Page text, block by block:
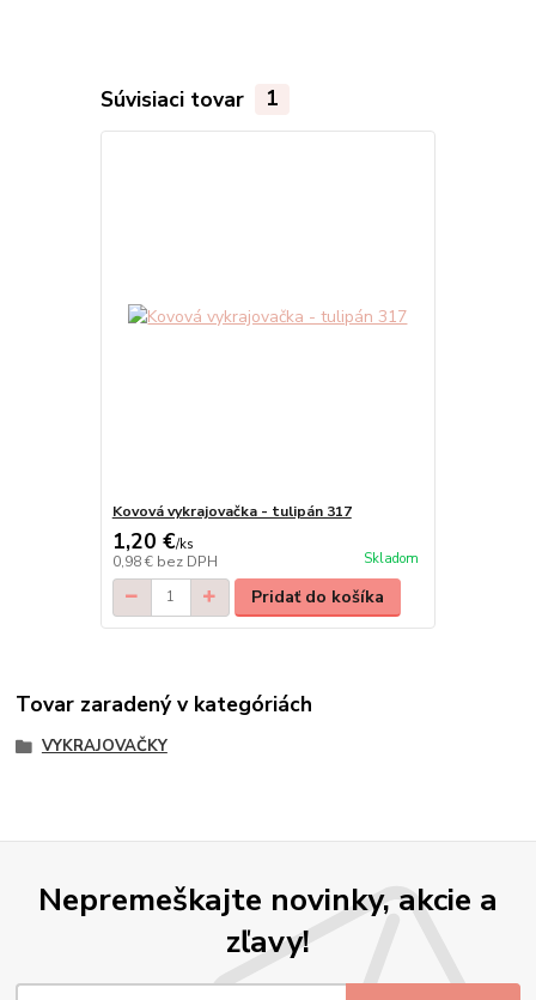
Súvisiaci tovar 1
Kovová vykrajovačka - tulipán 317
1,20 €/ks
0,98 € bez DPH Skladom
Pridať do košíka
Tovar zaradený v kategóriách
VYKRAJOVAČKY
Nepremeškajte novinky, akcie a
zľavy!